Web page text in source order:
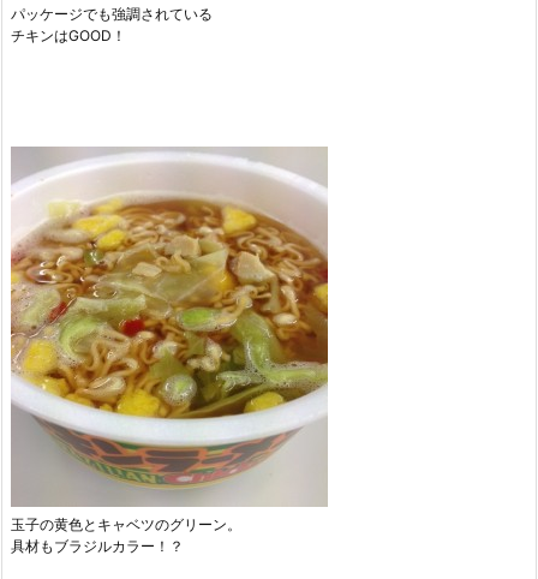
パッケージでも強調されている
チキンはGOOD！
玉子の黄色とキャベツのグリーン。
具材もブラジルカラー！？